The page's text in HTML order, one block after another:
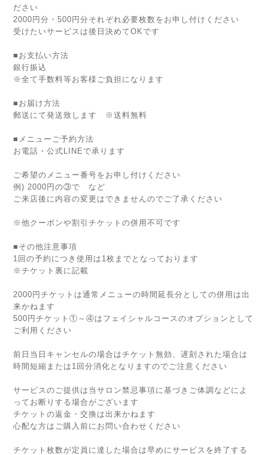
ださい
2000円分・500円分それぞれ必要枚数をお申し付けください
受けたいサービスは後日決めてOKです
■お支払い方法
銀行振込
※全て手数料等お客様ご負担になります
■お届け方法
郵送にて発送致します ※送料無料
■メニューご予約方法
お電話・公式LINEで承ります
ご希望のメニュー番号をお申し付けください
例) 2000円の③で など
ご来店後に内容の変更はできませんのでご了承ください
※他クーポンや割引チケットの併用不可です
■その他注意事項
1回の予約につき使用は1枚までとなっております
※チケット裏に記載
2000円チケットは通常メニューの時間延長分としての併用は出
来かねます
500円チケット①～④はフェイシャルコースのオプションとして
ご利用ください
前日当日キャンセルの場合はチケット無効、遅刻された場合は
時間短縮または1回分消化となりますのでご注意ください
サービスのご提供は当サロン禁忌事項に基づきご体調などによ
ってお断りする場合がございます
チケットの返金・交換は出来かねます
心配な方はご購入前にお問い合わせください
チケット枚数が定員に達した場合は早めにサービスを終了する